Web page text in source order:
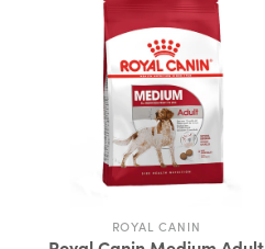
ROYAL CANIN